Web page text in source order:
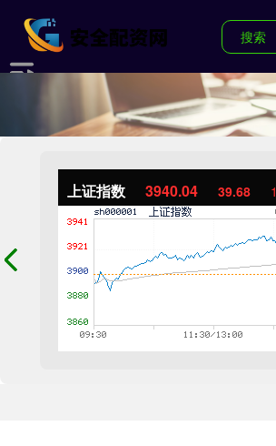
上证指数 3940.04 39.68